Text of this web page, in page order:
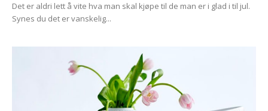
Det er aldri lett å vite hva man skal kjøpe til de man er i glad i til jul.
Synes du det er vanskelig...